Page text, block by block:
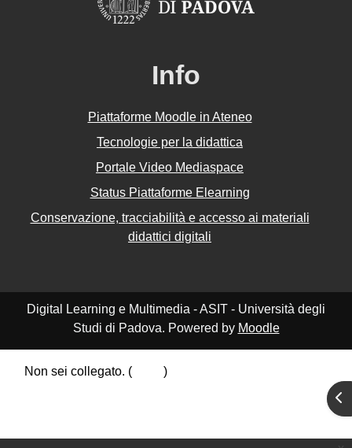
Info
Piattaforme Moodle in Ateneo
Tecnologie per la didattica
Portale Video Mediaspace
Status Piattaforme Elearning
Conservazione, tracciabilità e accesso ai materiali
didattici digitali
Digital Learning e Multimedia - ASIT - Università degli
Studi di Padova. Powered by Moodle
Non sei collegato. (
)